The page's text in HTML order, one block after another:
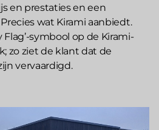
en prestaties en een
wat Kirami aanbiedt.
Flag’-symbool op de Kirami-
zo ziet de klant dat de
vervaardigd.